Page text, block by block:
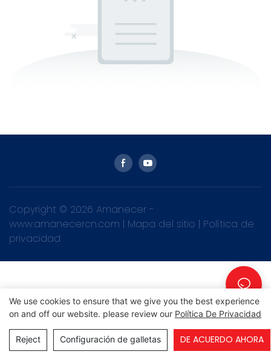
Copyright © 2026 Amanecer -
www.amanecercn.com | Mapa del sitio | Política de
privacidad
We use cookies to ensure that we give you the best experience
on and off our website. please review our Política De Privacidad
Reject Configuración de galletas DE ACUERDO AHORA